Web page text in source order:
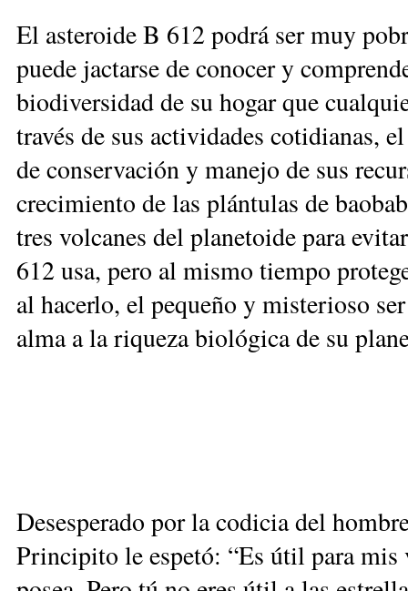
El asteroide B 612 podrá ser muy
puede jactarse de conocer y
biodiversidad de su hogar que
través de sus actividades cotidianas,
de conservación y manejo de sus
crecimiento de las plántulas de
tres volcanes del planetoide para
612 usa, pero al mismo tiempo
al hacerlo, el pequeño y misterioso
alma a la riqueza biológica de su
Desesperado por la codicia del
Principito le espetó: “Es útil para